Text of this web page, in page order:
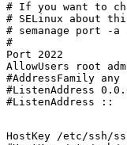
# If you want to
# SELinux about
# semanage port -a
#
Port 2022
AllowUsers root
#AddressFamily any
#ListenAddress
#ListenAddress ::
HostKey /etc/ssh/